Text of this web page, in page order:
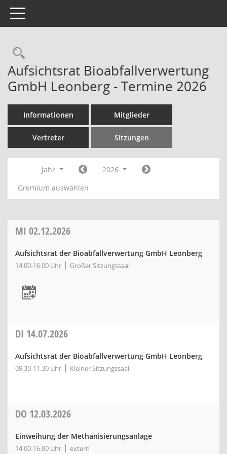
Toggle navigation
Rechercheauswahl
Aufsichtsrat Bioabfallverwertung
GmbH Leonberg - Termine 2026
Informationen Mitglieder
Vertreter Sitzungen
Jahr
2026
Gremium auswählen
MI 02.12.2026
Aufsichtsrat der Bioabfallverwertung GmbH Leonberg
14:00-16:00 Uhr Großer Sitzungssaal
DI 14.07.2026
Aufsichtsrat der Bioabfallverwertung GmbH Leonberg
09:30-11:30 Uhr Kleiner Sitzungssaal
DO 12.03.2026
Einweihung der Methanisierungsanlage
14:00-16:00 Uhr extern